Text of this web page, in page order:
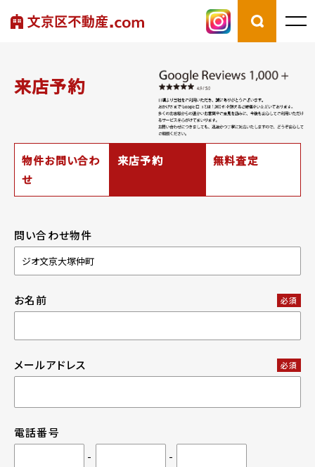
来店予約
物件お問い合わ
せ
来店予約 無料査定
問い合わせ物件
お名前 必須
メールアドレス 必須
電話番号
-
-